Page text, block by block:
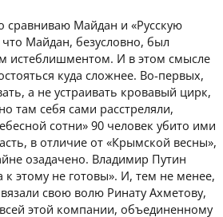
сравниваю Майдан и «Русскую
что Майдан, безусловно, был
истеблишментом. И в этом смысле
куда сложнее. Во-первых,
а не устраивать кровавый цирк,
там себя сами расстреляли,
сотни» 90 человек убито ими
в отличие от «Крымской весны»,
озадачено. Владимир Путин
этому не готовы». И, тем не менее,
свою волю Ринату Ахметову,
этой компании, объединенному